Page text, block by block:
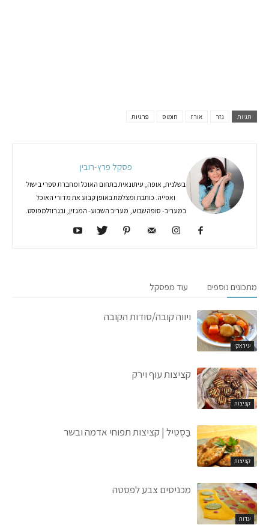
תגיות גזר אורז חומוס פרגיות
פסקל פרץ-רובין
בשלנית, אופה, עיתונאית בתחום האוכל ומחברת ספרי בישול
ואפייה. כותבת ומצלמת באופן קבוע את מדורי האוכל
במעריב- סופהשבוע, מעריב השבוע- המגזין, ובגרוזלמפוסט.
מתכונים נוספים עוד מפסקל
עיראקי
ויווה קובה/סודות הקובה
קציצות
קציצות עוף וירק
קציצות
בַּסְטִיל | קציצות תפוחי אדמה ובשר
עדות
מכניסים צבע לפסטה